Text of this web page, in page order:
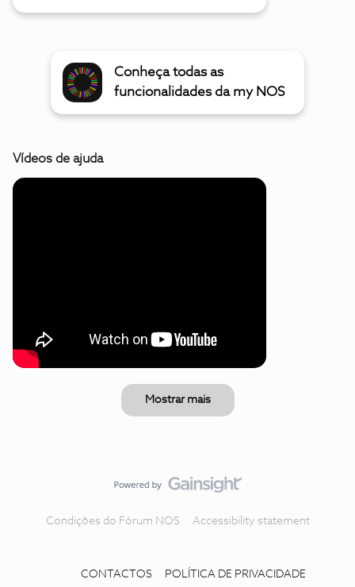
Conheça todas as
funcionalidades da my NOS
Vídeos de ajuda
Mostrar mais
Condições do Fórum NOS Accessibility statement
CONTACTOS POLÍTICA DE PRIVACIDADE